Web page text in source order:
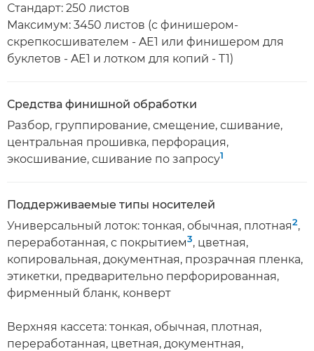
Стандарт: 250 листов
Максимум: 3450 листов (с финишером-
скрепкосшивателем - AE1 или финишером для
буклетов - AE1 и лотком для копий - T1)
Средства финишной обработки
Разбор, группирование, смещение, сшивание,
центральная прошивка, перфорация,
экосшивание, сшивание по запросу1
Поддерживаемые типы носителей
Универсальный лоток: тонкая, обычная, плотная2,
переработанная, с покрытием3, цветная,
копировальная, документная, прозрачная пленка,
этикетки, предварительно перфорированная,
фирменный бланк, конверт
Верхняя кассета: тонкая, обычная, плотная,
переработанная, цветная, документная,